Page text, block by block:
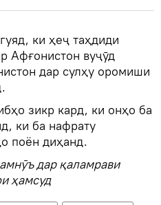
ки ҳеҷ таҳдиди
Афғонистон вуҷӯд
дар сулҳу оромиши
зикр кард, ки онҳо ба
ки ба нафрату
поён диҳанд.
дар қаламрави
ҳамсуд